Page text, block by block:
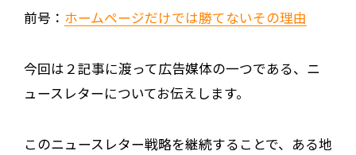
前号： ホームページだけでは勝てないその理由
今回は２記事に渡って広告媒体の一つである、ニ
ュースレターについてお伝えします。
このニュースレター戦略を継続することで、ある地